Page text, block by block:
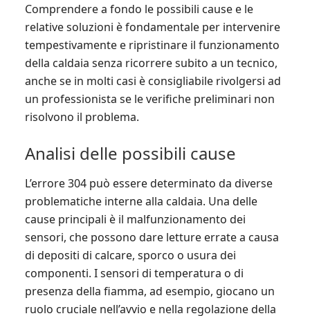
Comprendere a fondo le possibili cause e le
relative soluzioni è fondamentale per intervenire
tempestivamente e ripristinare il funzionamento
della caldaia senza ricorrere subito a un tecnico,
anche se in molti casi è consigliabile rivolgersi ad
un professionista se le verifiche preliminari non
risolvono il problema.
Analisi delle possibili cause
L’errore 304 può essere determinato da diverse
problematiche interne alla caldaia. Una delle
cause principali è il malfunzionamento dei
sensori, che possono dare letture errate a causa
di depositi di calcare, sporco o usura dei
componenti. I sensori di temperatura o di
presenza della fiamma, ad esempio, giocano un
ruolo cruciale nell’avvio e nella regolazione della